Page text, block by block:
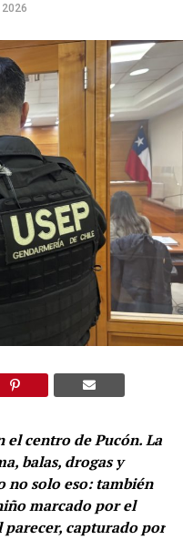
el centro de Pucón. La
balas, drogas y
no solo eso: también
marcado por el
capturado por